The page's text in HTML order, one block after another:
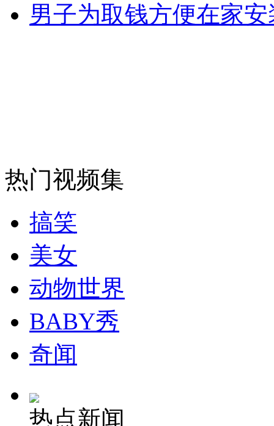
外交部：有关国家言论片面不公正
纽约上演“枕头大战”
司机酒驾遇交警 急速倒车逃窜
男子为取钱方便在家
热门视频集
搞笑
美女
动物世界
BABY秀
奇闻
热点新闻